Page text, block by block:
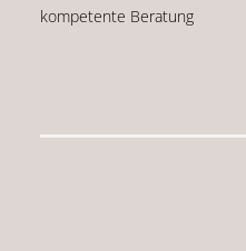
kompetente Beratung